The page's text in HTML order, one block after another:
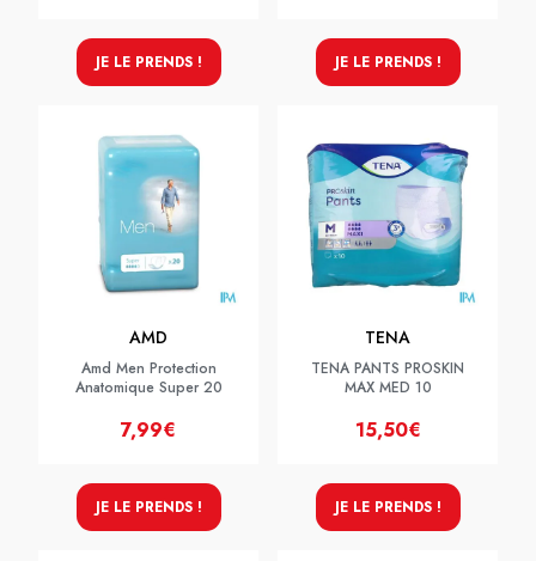
JE LE PRENDS ! JE LE PRENDS !
AMD
Amd Men Protection
Anatomique Super 20
7,99€
JE LE PRENDS !
TENA
TENA PANTS PROSKIN
MAX MED 10
15,50€
JE LE PRENDS !